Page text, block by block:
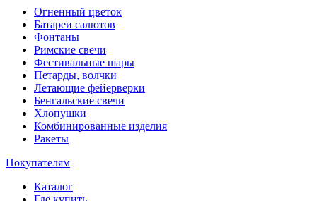
Огненный цветок
Батареи салютов
Фонтаны
Римские свечи
Фестивальные шары
Петарды, волчки
Летающие фейерверки
Бенгальские свечи
Хлопушки
Комбинированные изделия
Ракеты
Покупателям
Каталог